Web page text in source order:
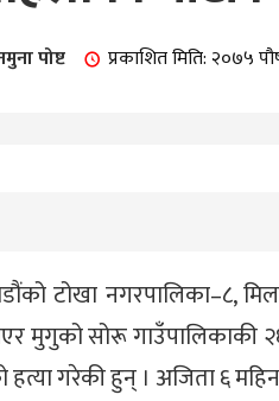
पोष्ट प्रकाशित मिति: २०७५
टोखा नगरपालिका–८,
मुगुको सोरू गाउँपालिकाकी
गरेकी हुन् । अजिता ६